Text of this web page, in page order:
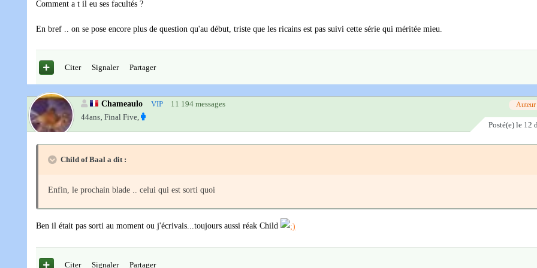
Comment a t il eu ses facultés ?
En bref .. on se pose encore plus de question qu'au début, triste que les ricains est pas suivi cette série qui méritée mieu.
Citer Signaler Partager
Chameaulo VIP 11 194 messages Auteur
44ans‚ Final Five,
Posté(e) le 12
Child of Baal a dit :
Enfin, le prochain blade .. celui qui est sorti quoi
Ben il était pas sorti au moment ou j'écrivais...toujours aussi réak Child
Citer Signaler Partager